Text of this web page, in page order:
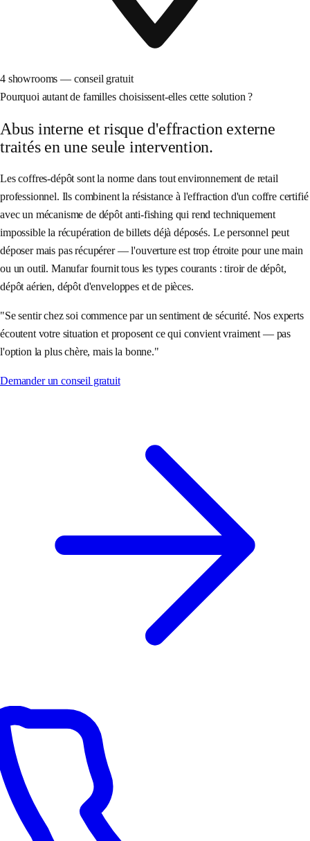
4 showrooms — conseil gratuit
Pourquoi autant de familles choisissent-elles cette solution ?
Abus interne et risque d'effraction externe
traités en une seule intervention.
Les coffres-dépôt sont la norme dans tout environnement de retail
professionnel. Ils combinent la résistance à l'effraction d'un coffre certifié
avec un mécanisme de dépôt anti-fishing qui rend techniquement
impossible la récupération de billets déjà déposés. Le personnel peut
déposer mais pas récupérer — l'ouverture est trop étroite pour une main
ou un outil. Manufar fournit tous les types courants : tiroir de dépôt,
dépôt aérien, dépôt d'enveloppes et de pièces.
"Se sentir chez soi commence par un sentiment de sécurité. Nos experts
écoutent votre situation et proposent ce qui convient vraiment — pas
l'option la plus chère, mais la bonne."
Demander un conseil gratuit